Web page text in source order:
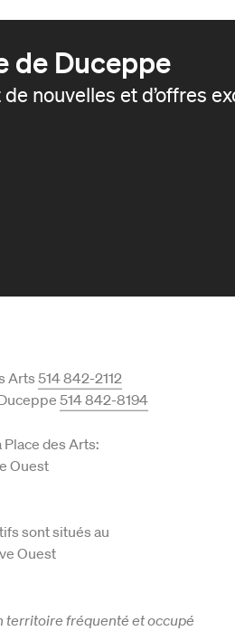
territoriale
de Duceppe
de nouvelles et d’offres
Arts 514 842-2112
514 842-8194
des Arts:
Ouest
sont situés au
Ouest
territoire fréquenté et occupé